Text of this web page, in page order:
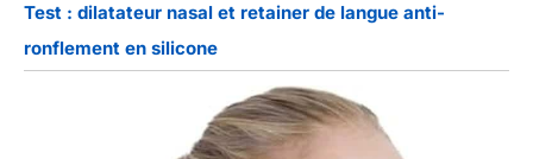
Test : dilatateur nasal et retainer de langue anti-
ronflement en silicone